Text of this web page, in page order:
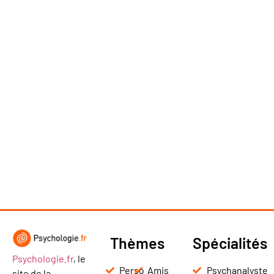
Psychologie.fr, le
Thèmes
Perso Amis
Spécialités
Psychanalyste